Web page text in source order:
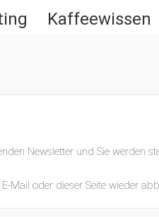
Kaffeewissen
Newsletter und Sie werden
Mail oder dieser Seite wieder